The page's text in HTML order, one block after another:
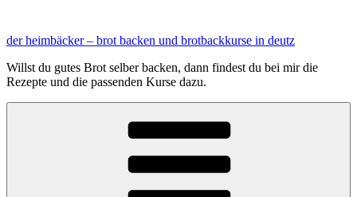
springen
der heimbäcker – brot backen und brotbackkurse in deutz
Willst du gutes Brot selber backen, dann findest du bei mir die
Rezepte und die passenden Kurse dazu.